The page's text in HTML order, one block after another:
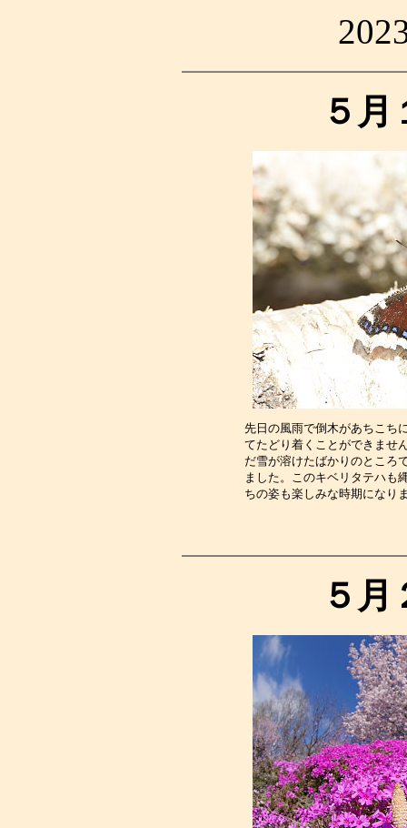
５月
先日の風雨で倒木があちこち
てたどり着くことができませ
だ雪が溶けたばかりのところ
ました。このキベリタテハも
ちの姿も楽し
５月